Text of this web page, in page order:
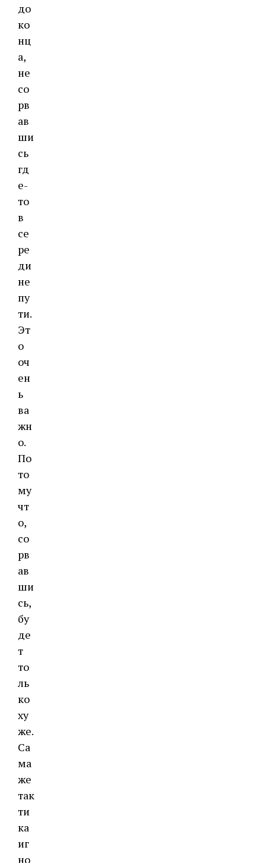
до
ко
нц
а,
не
со
рв
ав
ши
сь
гд
е-
то
в
се
ре
ди
не
пу
ти.
Эт
о
оч
ен
ь
ва
жн
о.
По
то
му
чт
о,
со
рв
ав
ши
сь,
бу
де
т
то
ль
ко
ху
же.
Са
ма
же
так
ти
ка
иг
но